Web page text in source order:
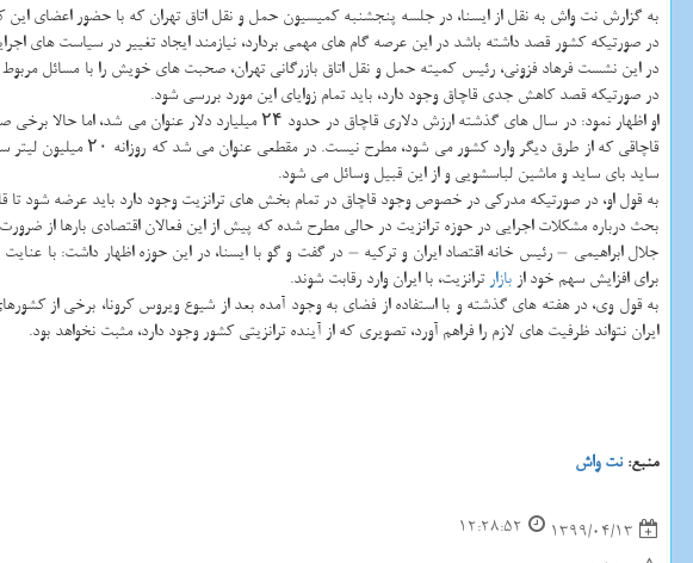
به گزارش نت واش به نقل از ایسنا، در جلسه پنجشنبه کمیسیون حمل و نقل اتاق تهران که با حضور اعضای
در صورتیکه کشور قصد داشته باشد در این عرصه گام های مهمی بردارد، نیازمند ایجاد تغییر در سیاست های
در این نشست فرهاد فزونی، رئیس کمیته حمل و نقل اتاق بازرگانی تهران، صحبت های خویش را با مسائل
در صورتیکه قصد کاهش جدی قاچاق وجود دارد، باید تمام زوایای این مورد بررسی شود.
قاچاقی که از طرق
ساید بای ساید و ماشین لباسشویی و از این قبیل وسائل می شود.
به قول او، در صورتیکه مدرکی در خصوص وجود قاچاق در تمام بخش های ترانزیت وجود دارد باید عرضه شود تا
بحث درباره مشکلات اجرایی در حوزه ترانزیت در حالی مطرح شده که پیش از این فعالان اقتصادی بارها از
جلال ابراهیمی – رئیس خانه اقتصاد ایران و ترکیه – در گفت و گو با ایسنا، در این حوزه اظهار داشت: با
برای افزایش سهم خود از بازار ترانزیت، با ایران وارد رقابت شوند.
به قول وی، در هفته های گذشته و با استفاده از فضای به وجود آمده بعد از شیوع ویروس کرونا، برخی از
ایران نتواند ظرفیت های لازم را فراهم آورد، تصویری که از آینده ترانزیتی کشور وجود دارد، مثبت نخواهد بود.
منبع:نت واش
1399/04/13
12:28:52